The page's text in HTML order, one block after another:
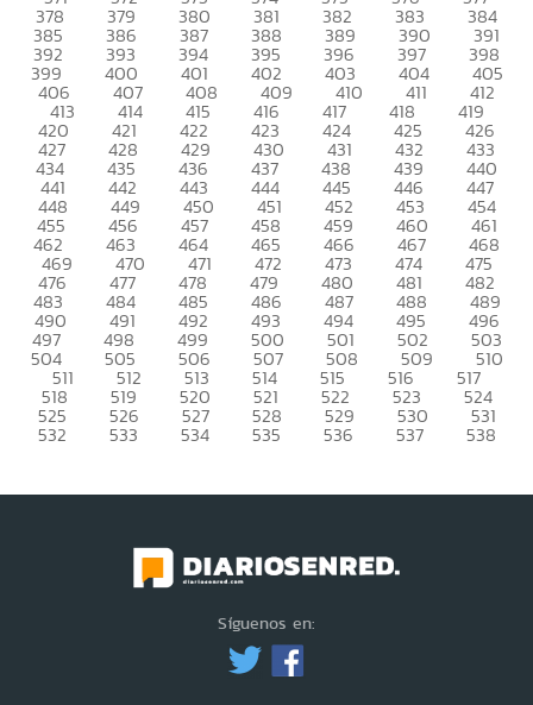
378 379 380 381 382 383 384
385 386 387 388 389 390 391
392 393 394 395 396 397 398
399 400 401 402 403 404 405
406 407 408 409 410 411 412
413 414 415 416 417 418 419
420 421 422 423 424 425 426
427 428 429 430 431 432 433
434 435 436 437 438 439 440
441 442 443 444 445 446 447
448 449 450 451 452 453 454
455 456 457 458 459 460 461
462 463 464 465 466 467 468
469 470 471 472 473 474 475
476 477 478 479 480 481 482
483 484 485 486 487 488 489
490 491 492 493 494 495 496
497 498 499 500 501 502 503
504 505 506 507 508 509 510
511 512 513 514 515 516 517
518 519 520 521 522 523 524
525 526 527 528 529 530 531
532 533 534 535 536 537 538
Síguenos en: